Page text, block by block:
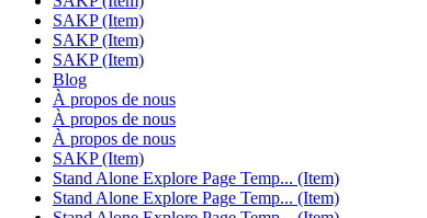
SAKP (Item)
SAKP (Item)
SAKP (Item)
Blog
À propos de nous
À propos de nous
À propos de nous
SAKP (Item)
Stand Alone Explore Page Temp... (Item)
Stand Alone Explore Page Temp... (Item)